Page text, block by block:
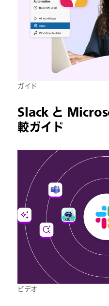
ガイド
Slack と
較ガイド
ビデオ